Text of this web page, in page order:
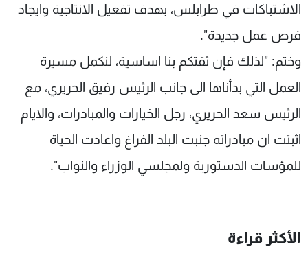
الاشتباكات في طرابلس، بهدف تفعيل الانتاجية وايجاد
فرص عمل جديدة".
وختم: "لذلك فإن ثقتكم بنا اساسية، لنكمل مسيرة
العمل التي بدأناها الى جانب الرئيس رفيق الحريري، مع
الرئيس سعد الحريري، رجل الخيارات والمبادرات، والايام
اثبتت ان مبادراته جنبت البلد الفراغ واعادت الحياة
للمؤسات الدستورية ولمجلسي الوزراء والنواب".
الأكثر قراءة